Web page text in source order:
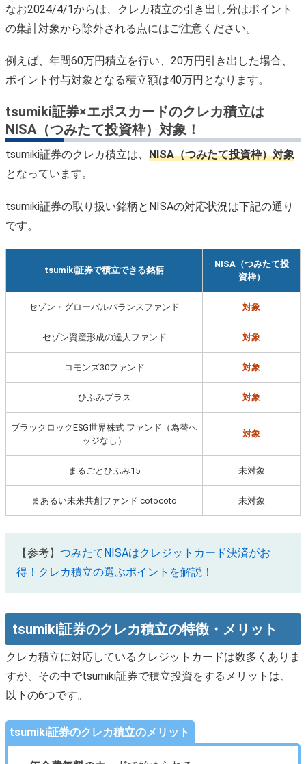
なお2024/4/1からは、クレカ積立の引き出し分はポイント
の集計対象から除外される点にはご注意ください。
例えば、年間60万円積立を行い、20万円引き出した場合、
ポイント付与対象となる積立額は40万円となります。
tsumiki証券×エポスカードのクレカ積立は
NISA（つみたて投資枠）対象！
tsumiki証券のクレカ積立は、 NISA（つみたて投資枠）対象
となっています。
tsumiki証券の取り扱い銘柄とNISAの対応状況は下記の通り
です。
tsumiki証券で積立できる銘柄
NISA（つみたて投
資枠）
セゾン・グローバルバランスファンド 対象
セゾン資産形成の達人ファンド 対象
コモンズ30ファンド 対象
ひふみプラス 対象
ブラックロックESG世界株式 ファンド（為替ヘ
ッジなし）
対象
まるごとひふみ15 未対象
まあるい未来共創ファンド cotocoto 未対象
【参考】 つみたてNISAはクレジットカード決済がお
得！クレカ積立の選ぶポイントを解説！
tsumiki証券のクレカ積立の特徴・メリット
クレカ積立に対応しているクレジットカードは数多くありま
すが、その中でtsumiki証券で積立投資をするメリットは、
以下の6つです。
tsumiki証券のクレカ積立のメリット